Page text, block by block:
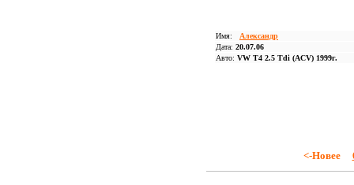
Имя: Александр
Дата: 20.07.06
Авто: VW T4 2.5 Tdi (ACV) 1999г.
<-Новее